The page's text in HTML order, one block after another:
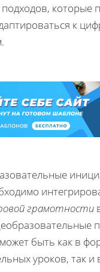
подходов, которые
к
грамотности
быть как в
уроков, так и